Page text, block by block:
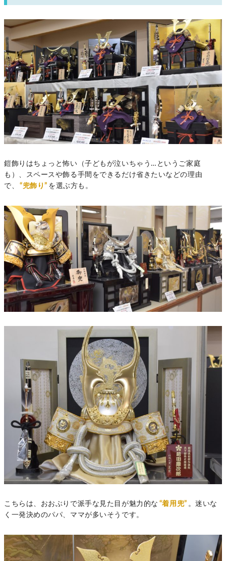
鎧飾りはちょっと怖い（子どもが泣いちゃう…というご家庭
も）、スペースや飾る手間をできるだけ省きたいなどの理由
で、
“兜飾り” を選ぶ方も。
こちらは、おおぶりで派手な見た目が魅力的な “着用兜” 。迷いな
く一発決めのパパ、ママが多いそうです。